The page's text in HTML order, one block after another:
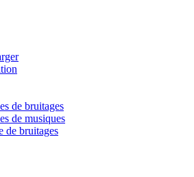
de bruitages
de musiques
de bruitages